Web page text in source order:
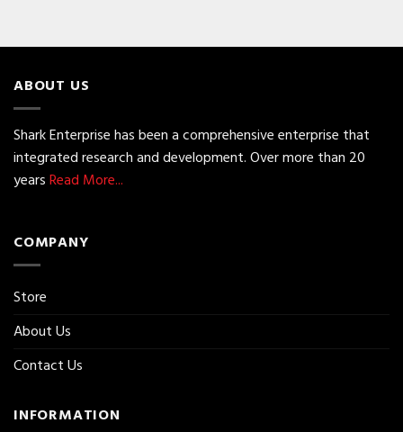
ABOUT US
Shark Enterprise has been a comprehensive enterprise that
integrated research and development. Over more than 20
yearsRead More...
COMPANY
Store
About Us
Contact Us
INFORMATION